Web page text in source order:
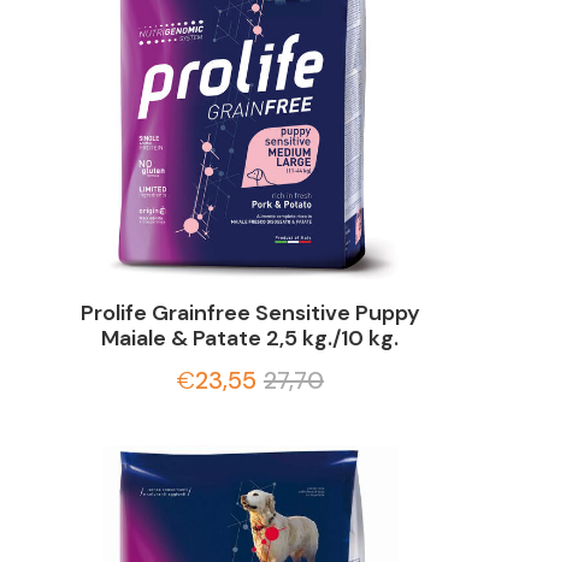
Prolife Grainfree Sensitive Puppy
Maiale & Patate 2,5 kg./10 kg.
€23,55 27,70